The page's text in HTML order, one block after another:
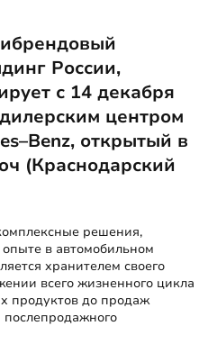
России,
с 14 декабря
центром
открытый в
(Краснодарский
решения,
в автомобильном
хранителем своего
всего жизненного цикла
продуктов до продаж